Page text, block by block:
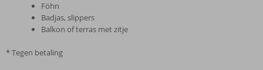
Föhn
Badjas, slippers
Balkon of terras met zitje
* Tegen betaling